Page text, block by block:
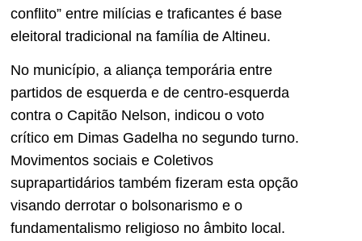
conflito” entre milícias e traficantes é base
eleitoral tradicional na família de Altineu.
No município, a aliança temporária entre
partidos de esquerda e de centro-esquerda
contra o Capitão Nelson, indicou o voto
crítico em Dimas Gadelha no segundo turno.
Movimentos sociais e Coletivos
suprapartidários também fizeram esta opção
visando derrotar o bolsonarismo e o
fundamentalismo religioso no âmbito local.